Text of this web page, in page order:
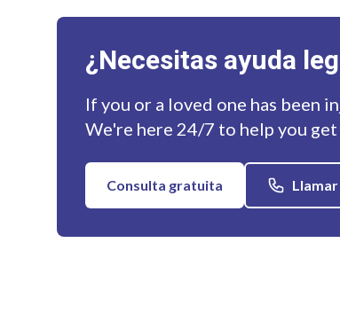
¿Necesitas ayuda
If you or a loved one has been
We're here 24/7 to help you
Consulta gratuita